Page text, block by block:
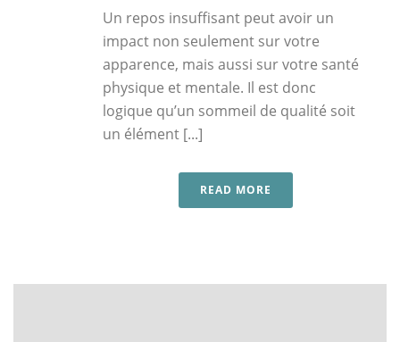
Un repos insuffisant peut avoir un
impact non seulement sur votre
apparence, mais aussi sur votre santé
physique et mentale. Il est donc
logique qu’un sommeil de qualité soit
un élément [...]
READ MORE